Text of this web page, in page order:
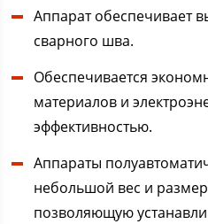
Аппарат обеспечивает
сварного шва.
Обеспечивается
материалов и
эффективностью.
Аппараты
небольшой вес и
позволяющую